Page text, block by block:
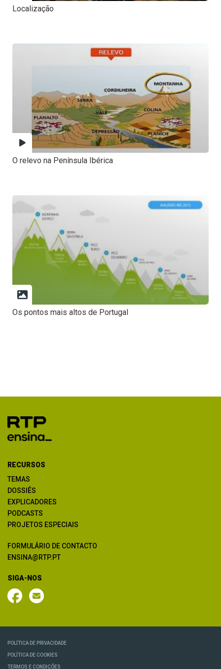
Localização
O relevo na Península Ibérica
Os pontos mais altos de Portugal
RECURSOS
TEMAS
DOSSIÊS
EXPLICADORES
PODCASTS
PROJETOS ESPECIAIS
FORMULÁRIO DE CONTACTO
ENSINA@RTP.PT
SIGA-NOS
POLÍTICA DE PRIVACIDADE
POLÍTICA DE COOKIES
TERMOS E CONDIÇÕES